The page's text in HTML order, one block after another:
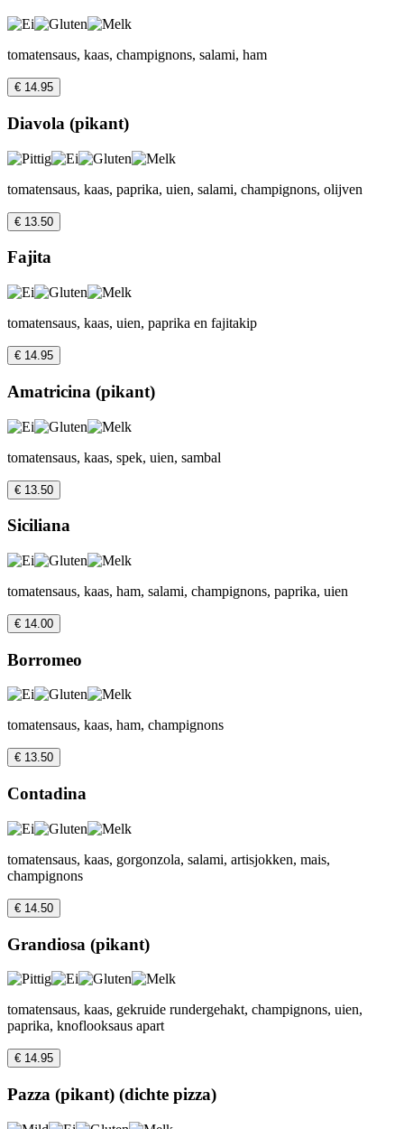
tomatensaus, kaas, champignons, salami, ham
€ 14.95
Diavola (pikant)
tomatensaus, kaas, paprika, uien, salami, champignons, olijven
€ 13.50
Fajita
tomatensaus, kaas, uien, paprika en fajitakip
€ 14.95
Amatricina (pikant)
tomatensaus, kaas, spek, uien, sambal
€ 13.50
Siciliana
tomatensaus, kaas, ham, salami, champignons, paprika, uien
€ 14.00
Borromeo
tomatensaus, kaas, ham, champignons
€ 13.50
Contadina
tomatensaus, kaas, gorgonzola, salami, artisjokken, mais,
champignons
€ 14.50
Grandiosa (pikant)
tomatensaus, kaas, gekruide rundergehakt, champignons, uien,
paprika, knoflooksaus apart
€ 14.95
Pazza (pikant) (dichte pizza)